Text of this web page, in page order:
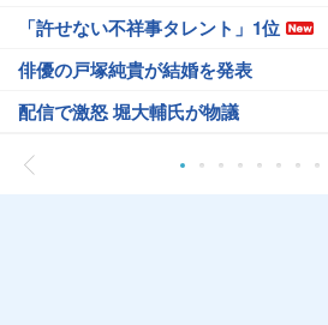
「許せない不祥事タレント」1位
俳優の戸塚純貴が結婚を発表
配信で激怒 堀大輔氏が物議